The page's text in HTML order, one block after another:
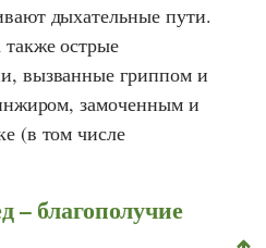
дыхательные пути.
острые
вызванные гриппом и
замоченным и
(в том числе
– благополучие